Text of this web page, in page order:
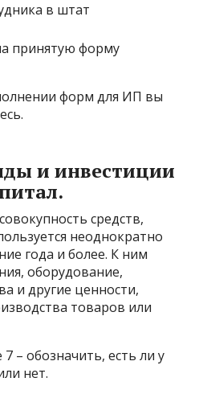
принятую форму
форм для ИП вы
и инвестиции
средств,
неоднократно
года и более. К ним
оборудование,
и другие ценности,
товаров или
– обозначить, есть ли у
нет.